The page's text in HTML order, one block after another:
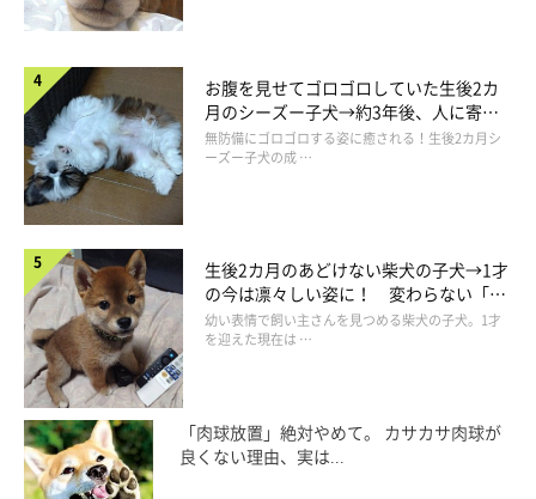
お腹を見せてゴロゴロしていた生後2カ
月のシーズー子犬→約3年後、人に寄り
添う優しいコに成長した姿にほっこり
無防備にゴロゴロする姿に癒される！生後2カ月シ
ーズー子犬の成 …
生後2カ月のあどけない柴犬の子犬→1才
の今は凛々しい姿に！ 変わらない「く
りくりおめめ」にもほっこり
幼い表情で飼い主さんを見つめる柴犬の子犬。1才
を迎えた現在は …
「肉球放置」絶対やめて。 カサカサ肉球が
良くない理由、実は...